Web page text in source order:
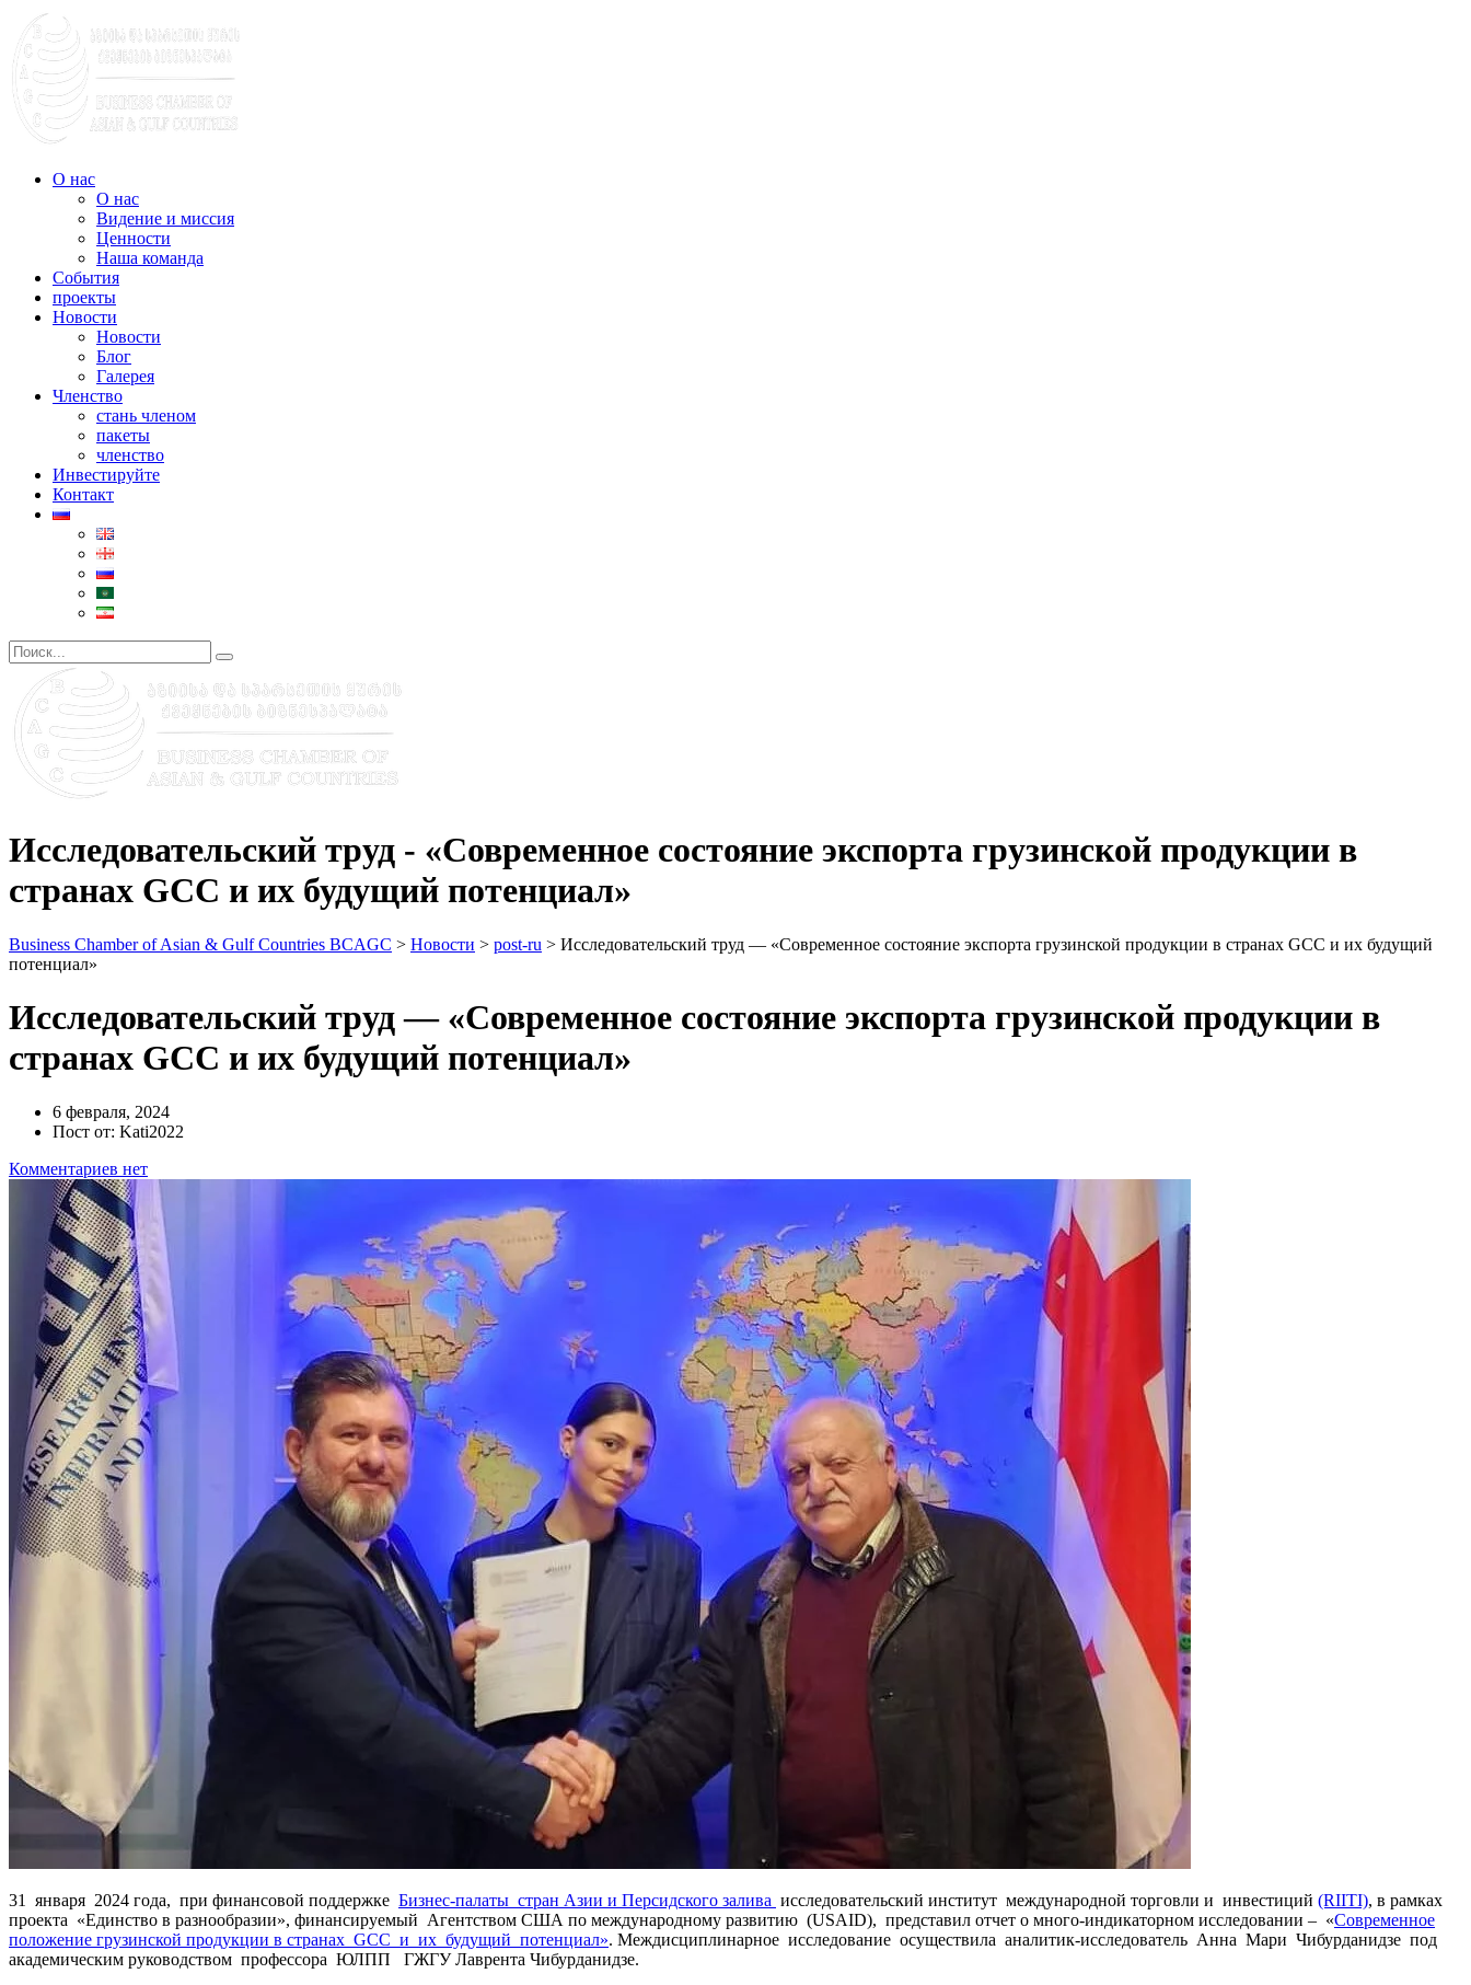
О нас
О нас
Видение и миссия
Ценности
Наша команда
События
проекты
Новости
Новости
Блог
Галерея
Членство
стань членом
пакеты
членство
Инвестируйте
Контакт
Исследовательский труд - «Современное состояние экспорта грузинской продукции в
странах GCC и их будущий потенциал»
Business Chamber of Asian & Gulf Countries BCAGC > Новости > post-ru > Исследовательский труд — «Современное состояние экспорта грузинской продукции в странах GCC и их будущий
потенциал»
Исследовательский труд — «Современное состояние экспорта грузинской продукции в
странах GCC и их будущий потенциал»
6 февраля, 2024
Пост от: Kati2022
Комментариев нет
31 января 2024 года, при финансовой поддержке Бизнес-палаты стран Азии и Персидского залива исследовательский институт международной торговли и инвестиций (RIITI), в рамках
проекта «Единство в разнообразии», финансируемый Агентством США по международному развитию (USAID), представил отчет о много-индикаторном исследовании – «Современное
положение грузинской продукции в странах GCC и их будущий потенциал». Междисциплинарное исследование осуществила аналитик-исследователь Анна Мари Чибурданидзе под
академическим руководством профессора ЮЛПП ГЖГУ Лаврента Чибурданидзе.